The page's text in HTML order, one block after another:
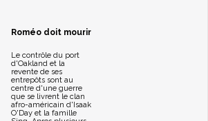
Roméo doit mourir
Le contrôle du port
d'Oakland et la
revente de ses
entrepôts sont au
centre d'une guerre
que se livrent le clan
afro-américain d'Isaak
O'Day et la famille